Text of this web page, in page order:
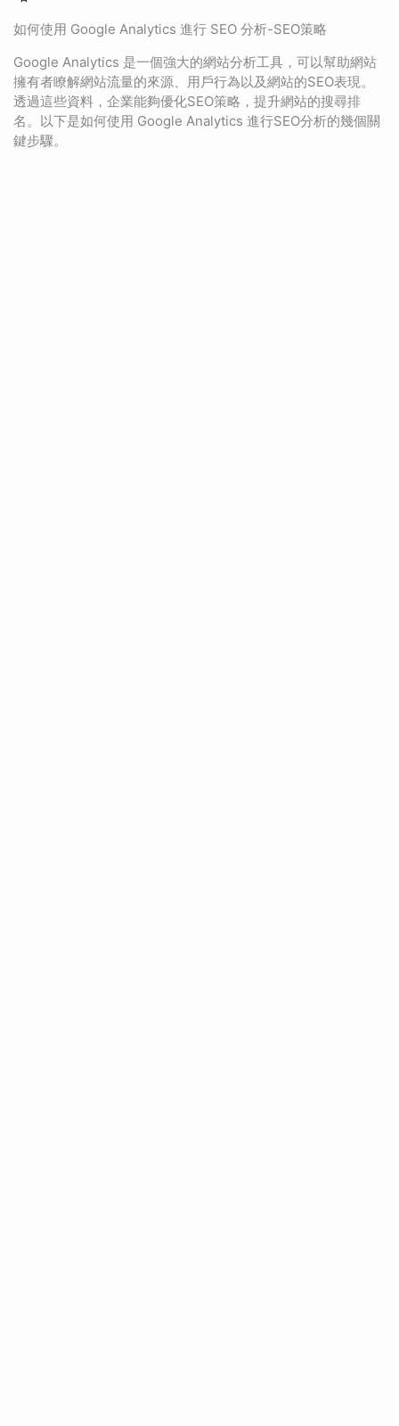
如何使用 Google Analytics 進行 SEO 分析-SEO策略
Google Analytics 是一個強大的網站分析工具，可以幫助網站
擁有者瞭解網站流量的來源、用戶行為以及網站的SEO表現。
透過這些資料，企業能夠優化SEO策略，提升網站的搜尋排
名。以下是如何使用 Google Analytics 進行SEO分析的幾個關
鍵步驟。